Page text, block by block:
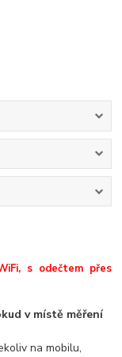
s odečtem přes
v místě měření
na mobilu,